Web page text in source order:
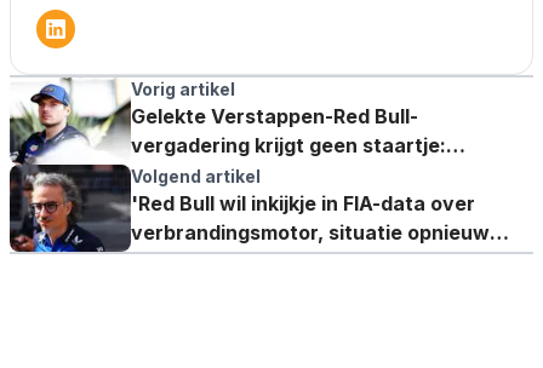
Vorig artikel
Gelekte Verstappen-Red Bull-
vergadering krijgt geen staartje:
"Ingewijden stellen dat"
Volgend artikel
'Red Bull wil inkijkje in FIA-data over
verbrandingsmotor, situatie opnieuw
bekeken'